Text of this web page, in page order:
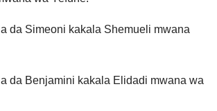
da Simeoni kakala Shemueli mwana
da Benjamini kakala Elidadi mwana wa